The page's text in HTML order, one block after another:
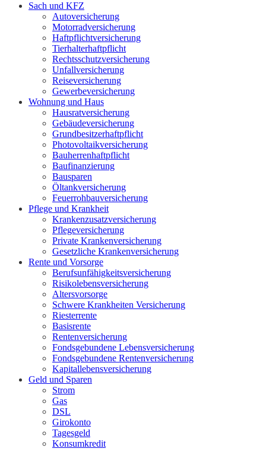
Sach und KFZ
Autoversicherung
Motorradversicherung
Haftpflichtversicherung
Tierhalterhaftpflicht
Rechtsschutzversicherung
Unfallversicherung
Reiseversicherung
Gewerbeversicherung
Wohnung und Haus
Hausratversicherung
Gebäudeversicherung
Grundbesitzerhaftpflicht
Photovoltaikversicherung
Bauherrenhaftpflicht
Baufinanzierung
Bausparen
Öltankversicherung
Feuerrohbauversicherung
Pflege und Krankheit
Krankenzusatzversicherung
Pflegeversicherung
Private Krankenversicherung
Gesetzliche Krankenversicherung
Rente und Vorsorge
Berufs­unfähigkeitsversicherung
Risikolebensversicherung
Altersvorsorge
Schwere Krankheiten Versicherung
Riesterrente
Basisrente
Rentenversicherung
Fondsgebundene Lebensversicherung
Fondsgebundene Rentenversicherung
Kapitallebensversicherung
Geld und Sparen
Strom
Gas
DSL
Girokonto
Tagesgeld
Konsumkredit